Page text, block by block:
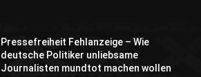
Pressefreiheit Fehlanzeige – Wie
deutsche Politiker unliebsame
Journalisten mundtot machen wollen